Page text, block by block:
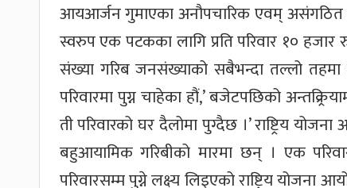
आयआर्जन गुमाएका अनौपचारिक एवम् असंगठित
स्वरुप एक पटकका लागि प्रति परिवार १० हजार
संख्या गरिब जनसंख्याको सबैभन्दा तल्लो
परिवारमा पुग्न चाहेका हौं,’ बजेटपछिको
ती परिवारको घर दैलोमा पुग्दैछ ।’ राष्ट्रिय
बहुआयामिक गरिबीको मारमा छन् । एक
परिवारसम्म पुग्ने लक्ष्य लिइएको राष्ट्रिय योजना